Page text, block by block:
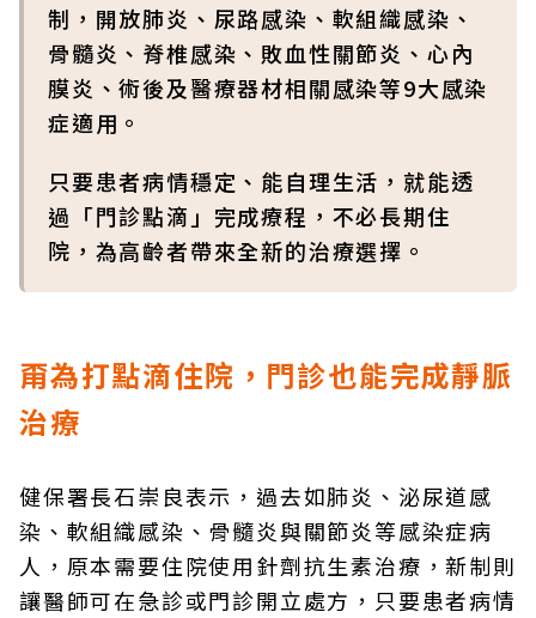
制，開放肺炎、尿路感染、軟組織感染、
骨髓炎、脊椎感染、敗血性關節炎、心內
膜炎、術後及醫療器材相關感染等9大感染
症適用。
只要患者病情穩定、能自理生活，就能透
過「門診點滴」完成療程，不必長期住
院，為高齡者帶來全新的治療選擇。
甭為打點滴住院，門診也能完成靜脈
治療
健保署長石崇良表示，過去如肺炎、泌尿道感
染、軟組織感染、骨髓炎與關節炎等感染症病
人，原本需要住院使用針劑抗生素治療，新制則
讓醫師可在急診或門診開立處方，只要患者病情